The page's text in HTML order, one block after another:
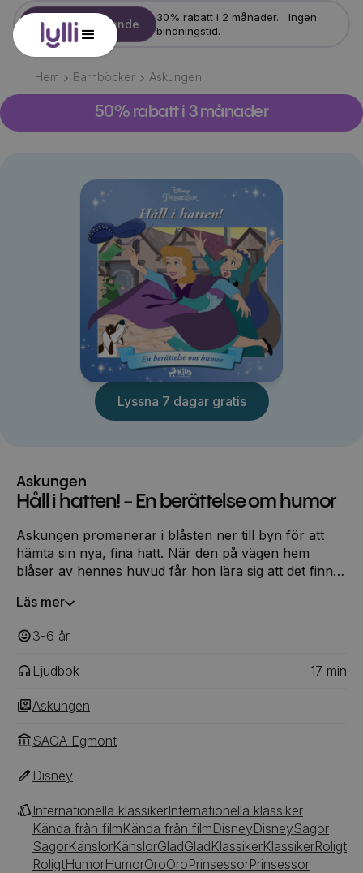
Starta erbjudande
30% rabatt i 2 månader. Ingen
bindningstid.
Hem Barnböcker Askungen
50% rabatt i 3 månader
Lyssna 7 dagar gratis
Askungen
Håll i hatten! - En berättelse om humor
Askungen promenerar i blåsten ner till byn för att
hämta sin nya, fina hatt. När den på vägen hem
blåser av hennes huvud får hon lära sig att det finns
sig också att man kan skratta även om saker inte går
Läs mer
3-6 ‎‎ år
Ljudbok 17 min
Askungen
SAGA Egmont
Disney
Internationella klassikerInternationella klassiker
Kända från filmKända från filmDisneyDisneySagor
SagorKänslorKänslorGladGladKlassikerKlassikerRoligt
RoligtHumorHumorOroOroPrinsessorPrinsessor